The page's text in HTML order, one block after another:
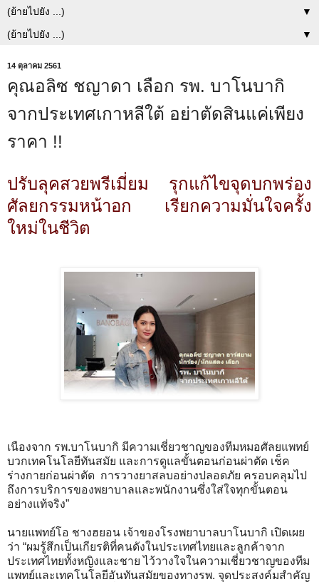
▼
▼
14 ตุลาคม 2561
คุณอลิซ ชญาดา เลือก รพ. บาโนบากิ
จากประเทศเกาหลีใต้ อย่าตัดสินแค่เพียง
ราคา !!
ปรับลุคสวยพรีเมี่ยม รุกแก้ไขจุดบกพร่อง
ศัลยกรรมหน้าอก เรียกความมั่นใจครั้ง
ใหม่ในชีวิต
เนืองจาก รพ.บาโนบากิ มีความเชี่ยวชาญของทีมหมอศัลยแพทย์
บวกเทคโนโลยีทันสมัย และการดูแลขั้นตอนก่อนผ่าตัด เช็ค
ร่างกายก่อนผ่าตัด การวางยาสลบอย่างปลอดภัย ครอบคลุมไป
ถึงการบริการของพยาบาลและพนักงานซึ่งใส่ใจทุกขั้นตอน
อย่างแท้จริง”
นายแพทย์โอ ชางฮยอน เจ้าของโรงพยาบาลบาโนบากิ เปิดเผย
ว่า “ผมรู้สึกเป็นเกียรติที่คนดังในประเทศไทยและลูกค้าจาก
ประเทศไทยทั้งหญิงและชาย ไว้วางใจในความเชี่ยวชาญของทีม
แพทย์และเทคโนโลยีอันทันสมัยของทางรพ. จุดประสงค์มสำคัญ